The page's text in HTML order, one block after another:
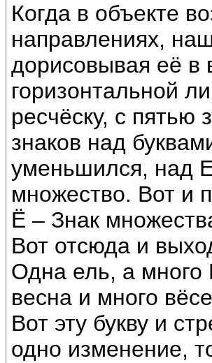
Когда в объекте
направлениях,
дорисовывая её в
горизонтальной
ресчёску, с
знаков над
уменьшился, над
множество. Вот и
Ё – Знак
Вот отсюда и
Одна ель, а
весна и много
Вот эту букву и
одно изменение,